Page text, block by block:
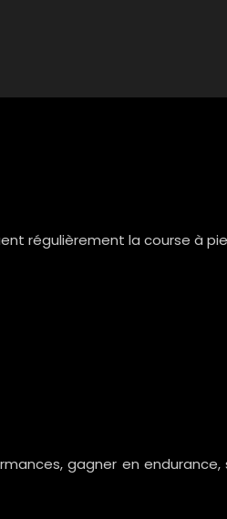
régulièrement la course à
gagner en